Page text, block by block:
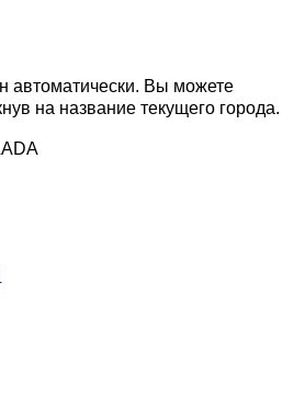
автоматически. Вы можете
на название текущего города.